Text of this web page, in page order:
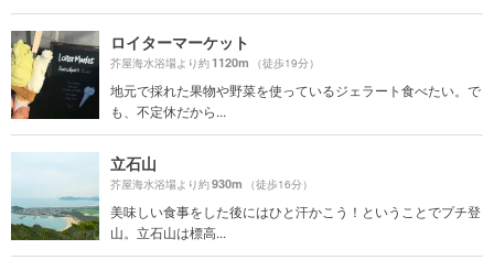
ロイターマーケット
芥屋海水浴場より約1120m （徒歩19分）
地元で採れた果物や野菜を使っているジェラート食べたい。で
も、不定休だから...
立石山
芥屋海水浴場より約930m （徒歩16分）
美味しい食事をした後にはひと汗かこう！ということでプチ登
山。立石山は標高...